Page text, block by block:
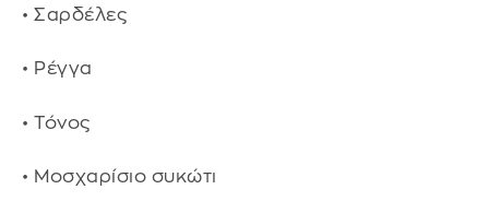
• Σαρδέλες
• Ρέγγα
• Τόνος
• Μοσχαρίσιο συκώτι